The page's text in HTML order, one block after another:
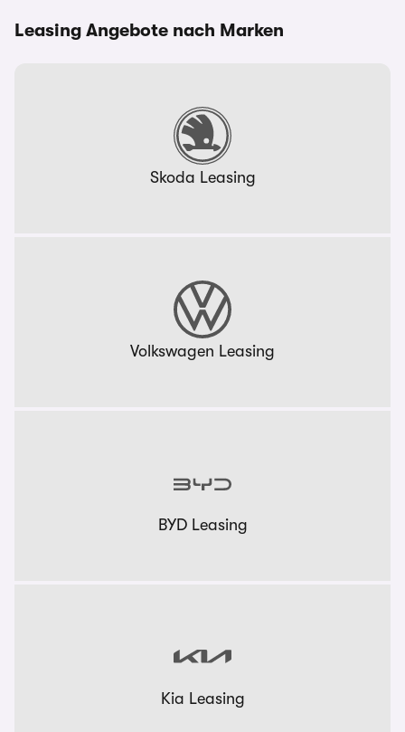
Leasing Angebote nach Marken
Skoda Leasing
Volkswagen Leasing
BYD Leasing
Kia Leasing